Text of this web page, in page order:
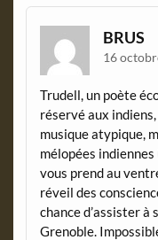
BRUS
16
Trudell, un poète
réservé aux
musique atypique,
mélopées
vous prend au
réveil des
chance d’assister
Grenoble.